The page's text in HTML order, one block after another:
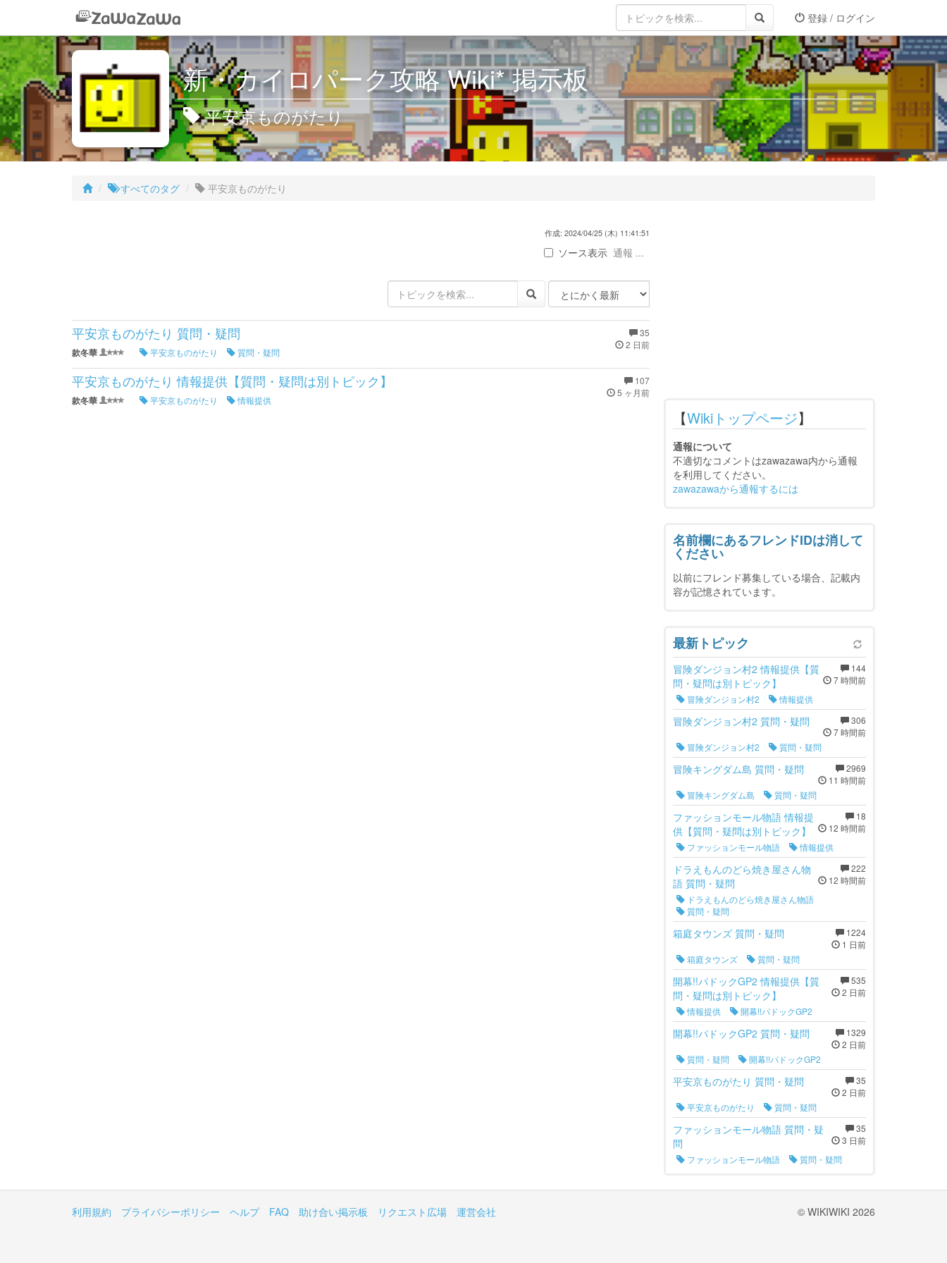
登録 / ログイン
新・カイロパーク攻略 Wiki* 掲示板
平安京ものがたり
すべてのタグ 平安京ものがたり
作成: 2024/04/25 (木) 11:41:51
ソース表示 通報 ...
35
2 日前
平安京ものがたり 質問・疑問
款冬華 平安京ものがたり 質問・疑問
107
5 ヶ月前
平安京ものがたり 情報提供【質問・疑問は別トピック】
款冬華 平安京ものがたり 情報提供
【Wikiトップページ】
通報について
不適切なコメントはzawazawa内から通報
を利用してください。
zawazawaから通報するには
名前欄にあるフレンドIDは消して
ください
以前にフレンド募集している場合、記載内
容が記憶されています。
最新トピック
144
7 時間前
冒険ダンジョン村2 情報提供【質
問・疑問は別トピック】
冒険ダンジョン村2
情報提供
306
7 時間前
冒険ダンジョン村2 質問・疑問
冒険ダンジョン村2
質問・疑問
2969
11 時間前
冒険キングダム島 質問・疑問
冒険キングダム島
質問・疑問
18
12 時間前
ファッションモール物語 情報提
供【質問・疑問は別トピック】
ファッションモール物語
情報提供
222
12 時間前
ドラえもんのどら焼き屋さん物
語 質問・疑問
ドラえもんのどら焼き屋さん物語
質問・疑問
1224
1 日前
箱庭タウンズ 質問・疑問
箱庭タウンズ
質問・疑問
535
2 日前
開幕!!パドックGP2 情報提供【質
問・疑問は別トピック】
情報提供
開幕!!パドックGP2
1329
2 日前
開幕!!パドックGP2 質問・疑問
質問・疑問
開幕!!パドックGP2
35
2 日前
平安京ものがたり 質問・疑問
平安京ものがたり
質問・疑問
35
3 日前
ファッションモール物語 質問・疑
問
ファッションモール物語 質問・疑問
利用規約 プライバシーポリシー ヘルプ FAQ 助け合い掲示板 リクエスト広場 運営会社 © WIKIWIKI 2026